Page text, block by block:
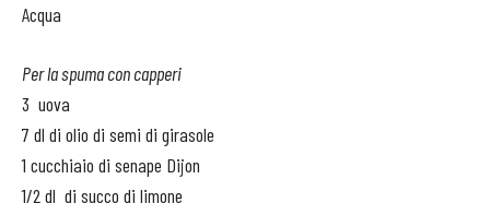
Acqua
Per la spuma con capperi
3 uova
7 dl di olio di semi di girasole
1 cucchiaio di senape Dijon
1/2 dl di succo di limone